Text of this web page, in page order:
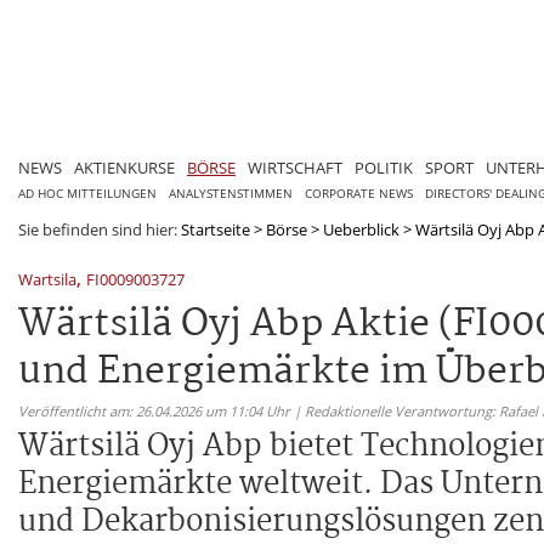
NEWS AKTIENKURSE BÖRSE WIRTSCHAFT POLITIK SPORT
AD HOC MITTEILUNGEN ANALYSTENSTIMMEN CORPORATE NEWS DIRECTORS'
Sie befinden sind hier:Startseite> Börse> Ueberblick>Wärtsilä Oyj Abp
Wartsila, FI0009003727
Wärtsilä Oyj Abp Aktie
und Energiemärkte im
Veröffentlicht am: 26.04.2026 um 11:04 Uhr | Redaktionelle Verantwortung:
Wärtsilä Oyj Abp bietet
Energiemärkte weltweit. Das
und Dekarbonisierungslösungen